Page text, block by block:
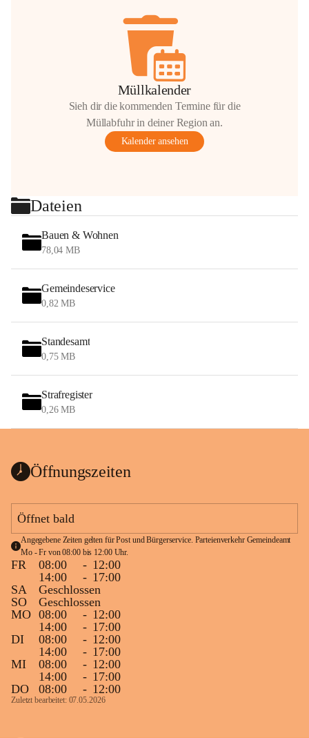
Müllkalender
Sieh dir die kommenden Termine für die
Müllabfuhr in deiner Region an.
Kalender ansehen
Dateien
Bauen & Wohnen
78,04 MB
Gemeindeservice
0,82 MB
Standesamt
0,75 MB
Strafregister
0,26 MB
Öffnungszeiten
Öffnet bald
Angegebene Zeiten gelten für Post und Bürgerservice. Parteienverkehr Gemeindeamt
Mo - Fr von 08:00 bis 12:00 Uhr.
FR 08:00 - 12:00
14:00
- 17:00
SA
Geschlossen
SO
Geschlossen
MO 08:00 - 12:00
14:00
- 17:00
DI
08:00 - 12:00
14:00
- 17:00
MI
08:00 - 12:00
14:00
- 17:00
DO
08:00 - 12:00
Zuletzt bearbeitet: 07.05.2026